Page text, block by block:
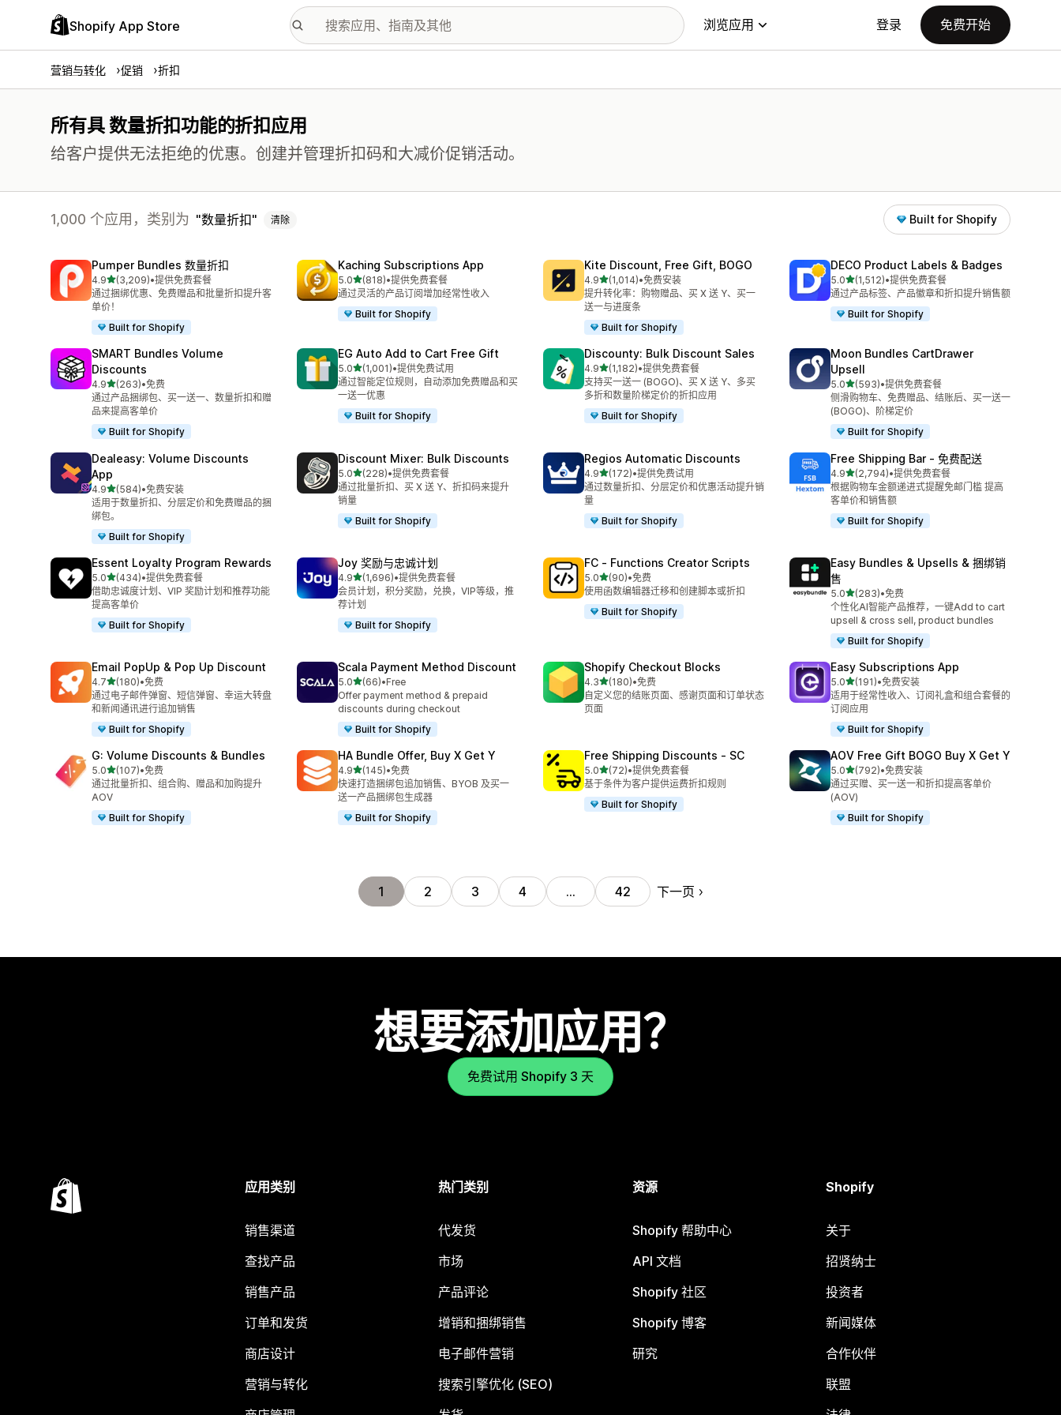
Shopify App Store 浏览应用 登录 免费开始
营销与转化 促销 折扣
所有具 数量折扣功能的折扣应用
给客户提供无法拒绝的优惠。创建并管理折扣码和大减价促销活动。
1,000 个应用，类别为 数量折扣 清除 Built for Shopify
Pumper Bundles 数量折扣
4.9星（满分 5 星）
(3,209)
总共 3209 条评论
•提供免费套餐
通过捆绑优惠、免费赠品和批量折扣提升客
单价！
Built for Shopify
Kaching Subscriptions App
5.0星（满分 5 星）
(818)
总共 818 条评论
•提供免费套餐
通过灵活的产品订阅增加经常性收入
Built for Shopify
Kite Discount, Free Gift, BOGO
4.9星（满分 5 星）
(1,014)
总共 1014 条评论
•免费安装
提升转化率：购物赠品、买 X 送 Y、买一
送一与进度条
Built for Shopify
DECO Product Labels & Badges
5.0星（满分 5 星）
(1,512)
总共 1512 条评论
•提供免费套餐
通过产品标签、产品徽章和折扣提升销售额
Built for Shopify
SMART Bundles Volume
Discounts
4.9星（满分 5 星）
(263)
总共 263 条评论
•免费
通过产品捆绑包、买一送一、数量折扣和赠
品来提高客单价
Built for Shopify
EG Auto Add to Cart Free Gift
5.0星（满分 5 星）
(1,001)
总共 1001 条评论
•提供免费试用
通过智能定位规则，自动添加免费赠品和买
一送一优惠
Built for Shopify
Discounty: Bulk Discount Sales
4.9星（满分 5 星）
(1,182)
总共 1182 条评论
•提供免费套餐
支持买一送一 (BOGO)、买 X 送 Y、多买
多折和数量阶梯定价的折扣应用
Built for Shopify
Moon Bundles CartDrawer
Upsell
5.0星（满分 5 星）
(593)
总共 593 条评论
•提供免费套餐
侧滑购物车、免费赠品、结账后、买一送一
(BOGO)、阶梯定价
Built for Shopify
Dealeasy: Volume Discounts
App
4.9星（满分 5 星）
(584)
总共 584 条评论
•免费安装
适用于数量折扣、分层定价和免费赠品的捆
绑包。
Built for Shopify
Discount Mixer: Bulk Discounts
5.0星（满分 5 星）
(228)
总共 228 条评论
•提供免费套餐
通过批量折扣、买 X 送 Y、折扣码来提升
销量
Built for Shopify
Regios Automatic Discounts
4.9星（满分 5 星）
(172)
总共 172 条评论
•提供免费试用
通过数量折扣、分层定价和优惠活动提升销
量
Built for Shopify
Free Shipping Bar ‑ 免费配送
4.9星（满分 5 星）
(2,794)
总共 2794 条评论
•提供免费套餐
根据购物车金额递进式提醒免邮门槛 提高
客单价和销售额
Built for Shopify
Essent Loyalty Program Rewards
5.0星（满分 5 星）
(434)
总共 434 条评论
•提供免费套餐
借助忠诚度计划、VIP 奖励计划和推荐功能
提高客单价
Built for Shopify
Joy 奖励与忠诚计划
4.9星（满分 5 星）
(1,696)
总共 1696 条评论
•提供免费套餐
会员计划，积分奖励，兑换，VIP等级，推
荐计划
Built for Shopify
FC ‑ Functions Creator Scripts
5.0星（满分 5 星）
(90)
总共 90 条评论
•免费
使用函数编辑器迁移和创建脚本或折扣
Built for Shopify
Easy Bundles & Upsells & 捆绑销
售
5.0星（满分 5 星）
(283)
总共 283 条评论
•免费
个性化AI智能产品推荐，一键Add to cart
upsell & cross sell, product bundles
Built for Shopify
Email PopUp & Pop Up Discount
4.7星（满分 5 星）
(180)
总共 180 条评论
•免费
通过电子邮件弹窗、短信弹窗、幸运大转盘
和新闻通讯进行追加销售
Built for Shopify
Scala Payment Method Discount
5.0星（满分 5 星）
(66)
总共 66 条评论
•Free
Offer payment method & prepaid
discounts during checkout
Built for Shopify
Shopify Checkout Blocks
4.3星（满分 5 星）
(180)
总共 180 条评论
•免费
自定义您的结账页面、感谢页面和订单状态
页面
Easy Subscriptions App
5.0星（满分 5 星）
(191)
总共 191 条评论
•免费安装
适用于经常性收入、订阅礼盒和组合套餐的
订阅应用
Built for Shopify
G: Volume Discounts & Bundles
5.0星（满分 5 星）
(107)
总共 107 条评论
•免费
通过批量折扣、组合购、赠品和加购提升
AOV
Built for Shopify
HA Bundle Offer, Buy X Get Y
4.9星（满分 5 星）
(145)
总共 145 条评论
•免费
快速打造捆绑包追加销售、BYOB 及买一
送一产品捆绑包生成器
Built for Shopify
Free Shipping Discounts ‑ SC
5.0星（满分 5 星）
(72)
总共 72 条评论
•提供免费套餐
基于条件为客户提供运费折扣规则
Built for Shopify
AOV Free Gift BOGO Buy X Get Y
5.0星（满分 5 星）
(792)
总共 792 条评论
•免费安装
通过买赠、买一送一和折扣提高客单价
(AOV)
Built for Shopify
1 2 3 4 … 42 下一页
想要添加应用？
免费试用 Shopify 3 天
应用类别
销售渠道
查找产品
销售产品
订单和发货
商店设计
营销与转化
热门类别
代发货
市场
产品评论
增销和捆绑销售
电子邮件营销
搜索引擎优化 (SEO)
资源
Shopify 帮助中心
API 文档
Shopify 社区
Shopify 博客
研究
Shopify
关于
招贤纳士
投资者
新闻媒体
合作伙伴
联盟